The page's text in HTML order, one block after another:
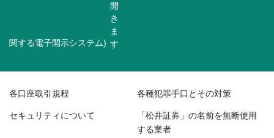
関する電子開示システム)
各口座取引規程 各種犯罪手口とその対策
セキュリティについて 「松井証券」の名前を無断使用
する業者